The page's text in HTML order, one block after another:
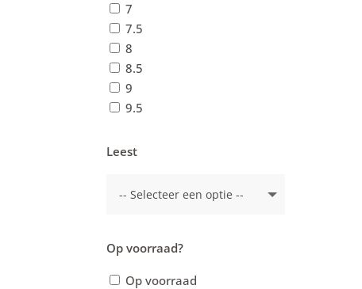
7
7.5
8
8.5
9
9.5
Leest
Op voorraad?
Op voorraad